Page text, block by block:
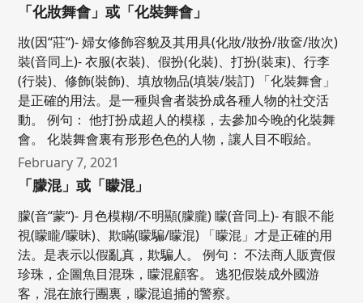
「化妝舞會」或「化裝舞會」
妝(因“莊“)- 婦女修飾容貌及其用具(化妝/妝扮/妝奩/妝次)
裝(音同上)- 衣服(衣裝)、假扮(化裝)、打扮(裝束)、行李
(行裝)、修飾(裝飾)、填放物品(填裝/裝訂) 「化裝舞會」
是正確的用法。是一種與會者裝扮成各種人物的社交活
動。 例句： 他打扮成超人的模樣，去參加今晚的化裝舞
會。 化裝舞會裏有形形色色的人物，讓人目不暇給。
February 7, 2021
「朦混」或「矇混」
朦(音“蒙“)- 月色模糊/不明顯(朦朧) 矇(音同上)- 有眼不能
視(矇矓/矇昧)、欺瞞(矇騙/矇混) 「矇混」才是正確的用
法。是表示以假亂真，欺騙人。 例句： 不法商人販賣假
珍珠，企圖魚目混珠，矇混顧客。 逃犯假裝成外國游
客，混在旅行團裏，矇混追捕的警察。